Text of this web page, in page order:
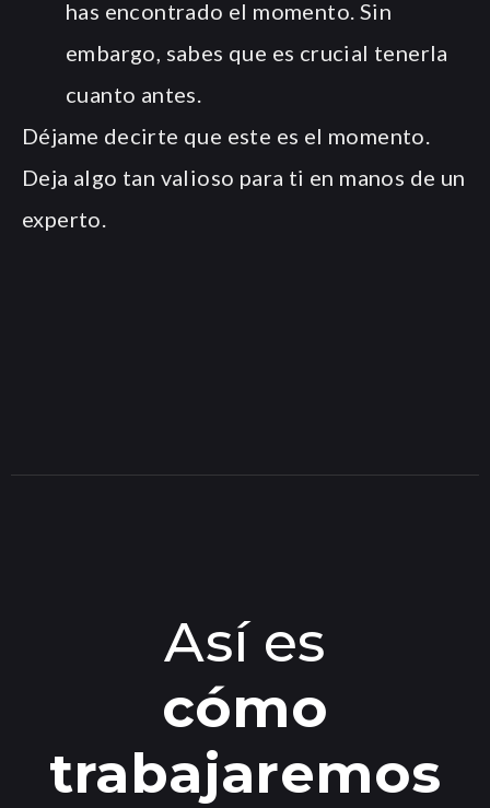
has encontrado el momento. Sin
embargo, sabes que es crucial tenerla
cuanto antes.
Déjame decirte que este es el momento.
Deja algo tan valioso para ti en manos de un
experto.
Así es
cómo
trabajaremos